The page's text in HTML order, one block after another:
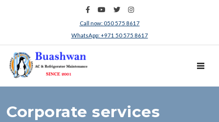
Call now: 050 575 8617
WhatsApp: +971 50 575 8617
Corporate services